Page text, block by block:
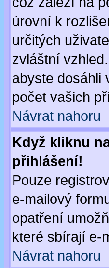
úrovní k
určitých
zvláštní
abyste dosáhli
počet vašich
Návrat nahoru
Když kliknu
přihlášení!
Pouze
e-mailový
opatření
které sbírají e-
Návrat nahoru